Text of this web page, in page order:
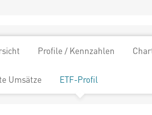
Profile / Kennzahlen
Umsätze ETF-Profil